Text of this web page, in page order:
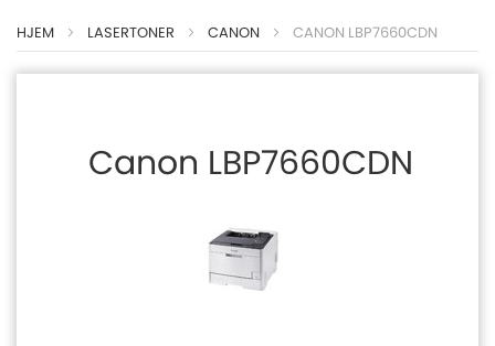
til
HJEM LASERTONER CANON CANON LBP7660CDN
Canon LBP7660CDN